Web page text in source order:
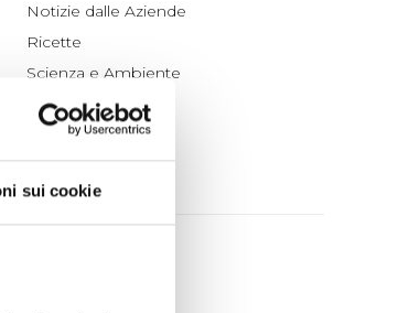
sui cookie
Notizie dalle Aziende
Ricette
Scienza e Ambiente
Tradizioni
Un po' di Storia
ARCHIVIO